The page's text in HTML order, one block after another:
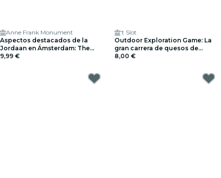
Anne Frank Monument
Aspectos destacados de la
Jordaan en Ámsterdam: The
Cursed Houses - Juego de
9,99 €
't Slot
Outdoor Exploration Game: La
gran carrera de quesos de
Gouda
8,00 €